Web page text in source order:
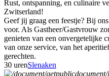
Rust, ontspanning, en culinaire
Zwitserland!
Geef jij graag een feestje? Bij
voor. Als Gastheer/Gastvrouw
genieten van een onvergetelijke
van onze service, van het
gerechten.
30 urenSlenaken